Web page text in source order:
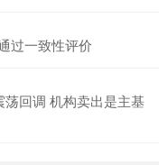
过一致性评价
回调 机构卖出是主基